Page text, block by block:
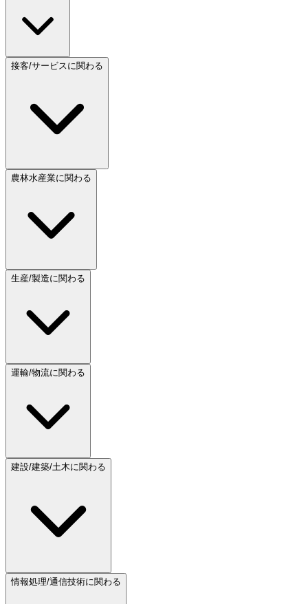
接客/サービスに関わる
農林水産業に関わる
生産/製造に関わる
運輸/物流に関わる
建設/建築/土木に関わる
情報処理/通信技術に関わる